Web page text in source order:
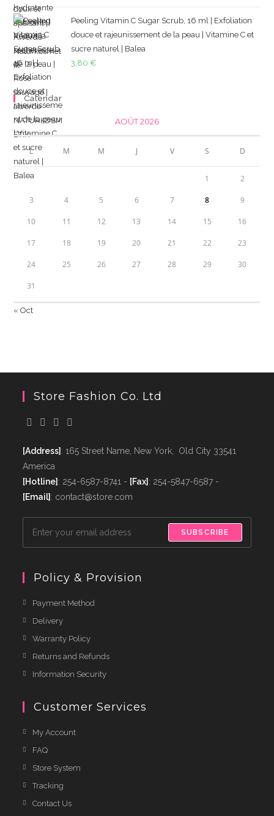
Peeling Vitamin C Sugar Scrub, 16 ml | Exfoliation
douce et rajeunissement de la peau | Vitamine C et
sucre naturel | Balea
3,80 €
Calendar
AOÛT 2026
L M M J V S D
1 2
3 4 5 6 7 8 9
10 11 12 13 14 15 16
17 18 19 20 21 22 23
24 25 26 27 28 29 30
31
« Oct
Store Fashion Co. Ltd
[Address]: 165 Street Name, New York, Old City 33541
America
[Hotline]: 254-6587-8741 - [Fax]: 254-5847-6587 -
[Email]: contact@store.com
SUBSCRIBE
Policy & Provision
Payment Method
Delivery
Warranty Policy
Returns and Refunds
Information Security
Customer Services
My Account
FAQ
Store System
Tracking
Contact Us